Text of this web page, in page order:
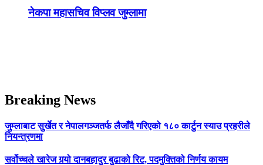
नेकपा महासचिव विप्लव जुम्लामा
Breaking News
जुम्लाबाट सुर्खेत र नेपालगञ्जतर्फ लैजाँदै गरिएको १८० कार्टुन स्याउ प्रहरीले
नियन्त्रणमा
सर्वोच्चले खारेज गर्‍यो दानबहादुर बुढाको रिट, पदमुक्तिको निर्णय कायम